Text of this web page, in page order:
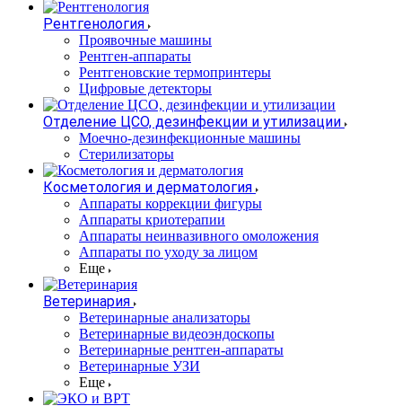
Рентгенология
Проявочные машины
Рентген-аппараты
Рентгеновские термопринтеры
Цифровые детекторы
Отделение ЦСО, дезинфекции и утилизации
Моечно-дезинфекционные машины
Стерилизаторы
Косметология и дерматология
Аппараты коррекции фигуры
Аппараты криотерапии
Аппараты неинвазивного омоложения
Аппараты по уходу за лицом
Еще
Ветеринария
Ветеринарные анализаторы
Ветеринарные видеоэндоскопы
Ветеринарные рентген-аппараты
Ветеринарные УЗИ
Еще